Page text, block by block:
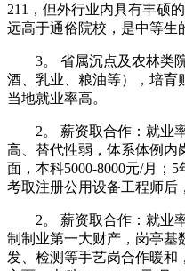
211，但外行业内具有丰硕
远高于通俗院校，是中等生
3。 省属沉点及农林类院
酒、乳业、粮油等），培育
当地就业率高。
2。 薪资取合作：就业率
高、替代性弱，体系体例内
面，本科5000-8000元/月；5
考取注册公用设备工程师后
2。 薪资取合作：就业率
制制业第一大财产，岗亭基
发、检测等手艺岗合作暖和